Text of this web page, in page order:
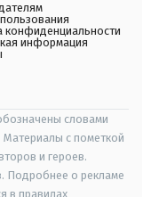
конфиденциальности
информация
словами
Материалы с пометкой
и героев.
Подробнее о рекламе
в правилах